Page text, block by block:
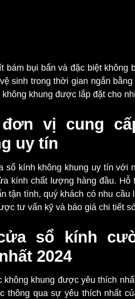
bám bụi bẩn và đặc biệt không
sinh trong thời gian ngắn
khung được lắp đặt cho
đơn vị cung
uy tín
sổ kính không khung uy tín với
kính chất lượng hàng đầu.
tận tình, quý khách có nhu cầu
tư vấn kỹ và báo giá chi tiết
sổ kính
2024
khung được yêu thích
thông qua sự yêu thích nhất